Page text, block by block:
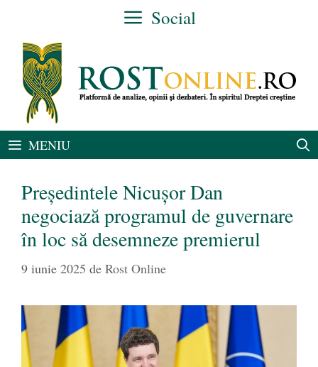
conținut
Social
MENIU
Președintele Nicușor Dan
negociază programul de guvernare
în loc să desemneze premierul
9 iunie 2025 de Rost Online